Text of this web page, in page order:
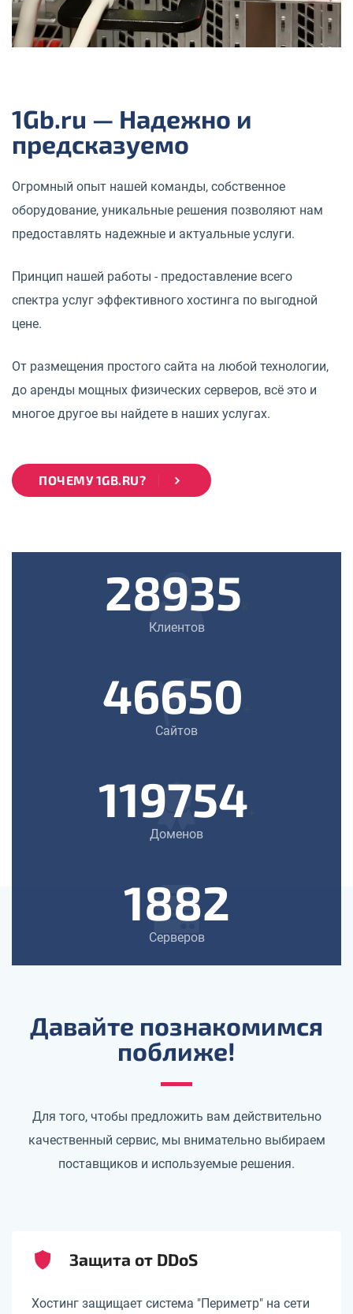
1Gb.ru — Надежно и
предсказуемо
Огромный опыт нашей команды, собственное
оборудование, уникальные решения позволяют нам
предоставлять надежные и актуальные услуги.
Принцип нашей работы - предоставление всего
спектра услуг эффективного хостинга по выгодной
цене.
От размещения простого сайта на любой технологии,
до аренды мощных физических серверов, всё это и
многое другое вы найдете в наших услугах.
ПОЧЕМУ 1GB.RU?
28935
Клиентов
46650
Сайтов
119754
Доменов
1882
Серверов
Давайте познакомимся
поближе!
Для того, чтобы предложить вам действительно
качественный сервис, мы внимательно выбираем
поставщиков и используемые решения.
Защита от DDoS
Хостинг защищает система "Периметр" на сети